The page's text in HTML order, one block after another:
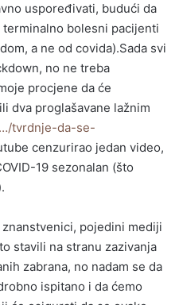
uspoređivati, budući da
bolesni pacijenti
a ne od covida).Sada svi
no ne treba
procjene da će
dva proglašavane lažnim
tvrdnje-da-se-
cenzurirao jedan video,
19 sezonalan (što
pojedini mediji
stavili na stranu zazivanja
zabrana, no nadam se da
ispitano i da ćemo